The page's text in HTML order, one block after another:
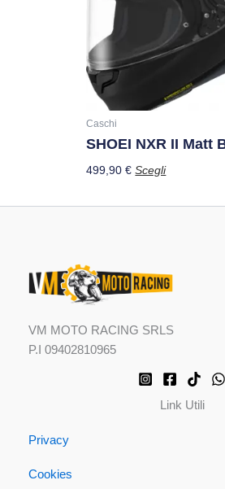
Caschi
SHOEI NXR II Matt
499,90€ Scegli
varianti.
opzioni
essere
scelte
pagina
VM MOTO RACING SRLS
P.I 09402810965
Link Utili
Privacy
Cookies